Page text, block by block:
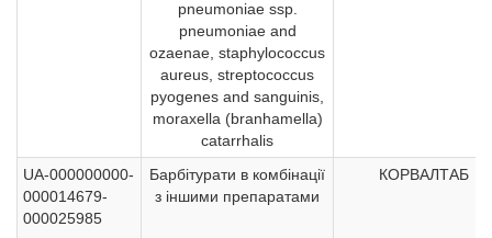
pneumoniae ssp.
pneumoniae and
ozaenae, staphylococcus
aureus, streptococcus
pyogenes and sanguinis,
moraxella (branhamella)
catarrhalis
UA-000000000-
000014679-
000025985
Барбітурати в комбінації
з іншими препаратами
КОРВАЛТАБ